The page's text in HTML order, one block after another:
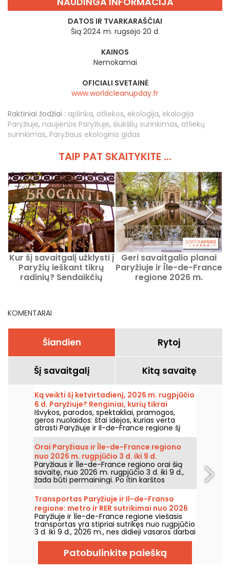
DATOS IR TVARKARAŠČIAI
Šią 2024 m. rugsėjo 20 d.
KAINOS
Nemokamai
OFICIALI SVETAINĖ
www.worldcleanupday.fr
Raktiniai žodžiai : aplinka, atliekos, ekologija, ekologija
Paryžiuje, naujienos Paryžiuje, šiukšlių surinkimas, atliekų
surinkimas, Paryžiaus ekologinis gidas
TAIP PAT SKAITYKITE ...
Kur šį savaitgalį užklysti į
Paryžių ieškant tikrų
radinių? Sendaikčių
sekmadienio, rugpjūčio 9
d., 2026 m.
Geri savaitgalio planai
Paryžiuje ir Île-de-France
regione 2026 m.
KOMENTARAI
Šiandien Rytoj
Šį savaitgalį Kitą savaitę
Ką veikti šį ketvirtadienį, 2026 m. rugpjūčio
6 d. Paryžiuje? Renginiai, kurių tikrai
nereikėtų praleisti
Išvykos, parodos, spektakliai, pramogos,
geros nuolaidos: štai idėjos, kurias verta
atrasti Paryžiuje ir Il-de-France regione šį
ketvirtadienį, 2026 m. rugpjūčio 6 d.
Orai Paryžiaus ir Île-de-France regiono
nuo 2026 m. rugpjūčio 3 d. iki 9 d.
Paryžiaus ir Île-de-France regiono orai šią
savaitę, nuo 2026 m. rugpjūčio 3 d. iki 9 d.,
žada būti permainingi. Po itin karštos
pirmadienio, kai buvo rizika perkūnijų,
temperatūros laikysis palaipsniui kris, kol grįš
šiltesnis ir saulėtas oras savaitgalį.
Transportas Paryžiuje ir Il-de-Franso
regione: metro ir RER sutrikimai nuo 2026
m. rugpjūčio 3 d. iki 9 d.
Paryžiuje ir Île-de-France regione viešasis
transportas yra stipriai sutrikęs nuo rugpjūčio
3 d. iki 9 d., 2026 m., nes didieji vasaros darbai
itin smarkiai paveikia kai kurias linijas,
praneša RATP ir SNCF.
Patobulinkite paiešką